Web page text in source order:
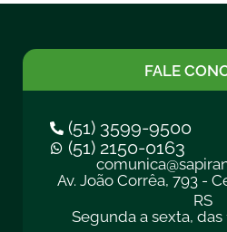
FALE
(51) 3599-9500
(51) 2150-0163
Av. João Corrêa, 793 -
RS
Segunda a sexta, das